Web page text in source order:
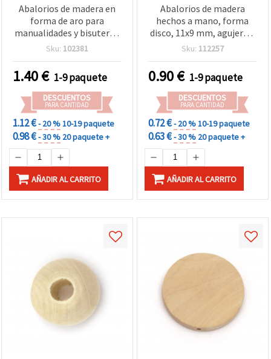
Abalorios de madera en
forma de aro para
manualidades y bisutería,
12x4 mm, agujero: 6 mm,
Sku: 102381
1.40€ 1-9 paquete
DESCUENTOS
PARA CANTIDAD
1.12 €- 20 %10-19 paquete
0.98 €- 30 % 20 paquete +
AÑADIR AL CARRITO
Abalorios de madera
hechos a mano, forma
disco, 11x9 mm, agujero 2
mm, color natural - 10
Sku: 112257
0.90€ 1-9 paquete
DESCUENTOS
PARA CANTIDAD
0.72 €- 20 %10-19 paquete
0.63 €- 30 % 20 paquete +
AÑADIR AL CARRITO